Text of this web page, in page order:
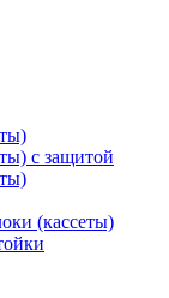
с защитой
(кассеты)